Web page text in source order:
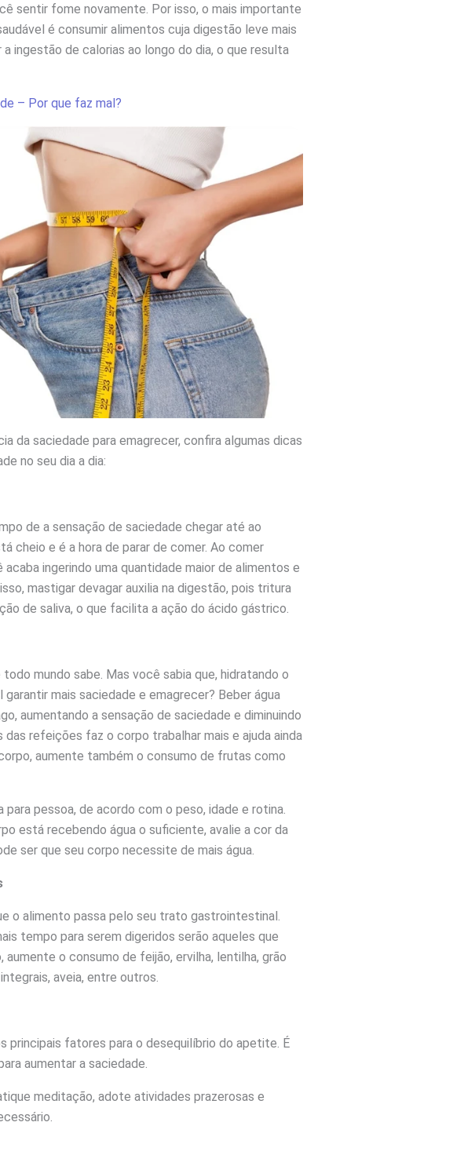
sentir fome novamente. Por isso, o mais importante
é consumir alimentos cuja digestão leve mais
ingestão de calorias ao longo do dia, o que resulta
– Por que faz mal?
da saciedade para emagrecer, confira algumas dicas
no seu dia a dia:
de a sensação de saciedade chegar até ao
cheio e é a hora de parar de comer. Ao comer
ingerindo uma quantidade maior de alimentos e
mastigar devagar auxilia na digestão, pois tritura
de saliva, o que facilita a ação do ácido gástrico.
mundo sabe. Mas você sabia que, hidratando o
mais saciedade e emagrecer? Beber água
aumentando a sensação de saciedade e diminuindo
refeições faz o corpo trabalhar mais e ajuda ainda
aumente também o consumo de frutas como
pessoa, de acordo com o peso, idade e rotina.
está recebendo água o suficiente, avalie a cor da
ser que seu corpo necessite de mais água.
o alimento passa pelo seu trato gastrointestinal.
tempo para serem digeridos serão aqueles que
aumente o consumo de feijão, ervilha, lentilha, grão
aveia, entre outros.
principais fatores para o desequilíbrio do apetite. É
aumentar a saciedade.
meditação, adote atividades prazerosas e